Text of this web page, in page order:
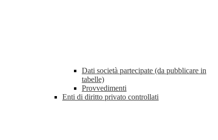
Dati società partecipate (da pubblicare in
tabelle)
Provvedimenti
Enti di diritto privato controllati